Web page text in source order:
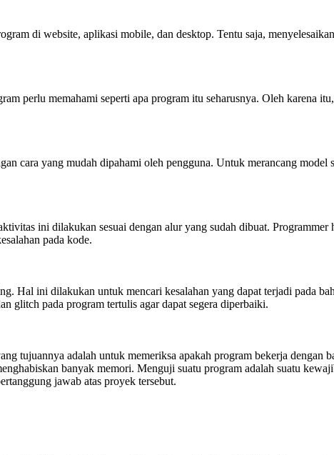
di website, aplikasi mobile, dan desktop. Tentu saja,
perlu memahami seperti apa program itu seharusnya. Oleh karena
cara yang mudah dipahami oleh pengguna. Untuk merancang model
ini dilakukan sesuai dengan alur yang sudah dibuat.
pada kode.
Hal ini dilakukan untuk mencari kesalahan yang dapat terjadi pada
glitch pada program tertulis agar dapat segera diperbaiki.
tujuannya adalah untuk memeriksa apakah program bekerja dengan
banyak memori. Menguji suatu program adalah suatu
jawab atas proyek tersebut.